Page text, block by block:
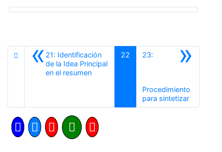
«21: Identificación
de la Idea Principal
en el resumenAnterior
22 »
23:
Procedimiento
para sintetizarSiguiente